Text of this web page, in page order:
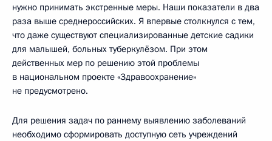
нужно принимать экстренные меры. Наши показатели в два
раза выше среднероссийских. Я впервые столкнулся с тем,
что даже существуют специализированные детские садики
для малышей, больных туберкулёзом. При этом
действенных мер по решению этой проблемы
в национальном проекте «Здравоохранение»
не предусмотрено.
Для решения задач по раннему выявлению заболеваний
необходимо сформировать доступную сеть учреждений